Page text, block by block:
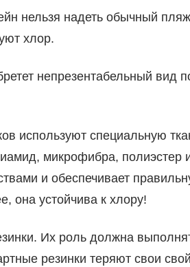
нельзя надеть обычный
хлор.
непрезентабельный вид
используют специальную
микрофибра, полиэстер
и обеспечивает
она устойчива к хлору!
Их роль должна
резинки теряют свои